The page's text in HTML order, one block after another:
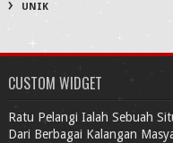
UNIK
CUSTOM WIDGET
Ratu Pelangi Ialah Sebuah
Dari Berbagai Kalangan